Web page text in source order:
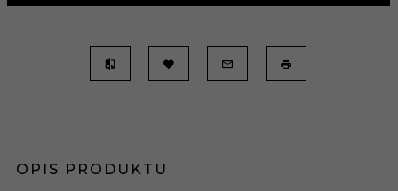
OPIS PRODUKTU